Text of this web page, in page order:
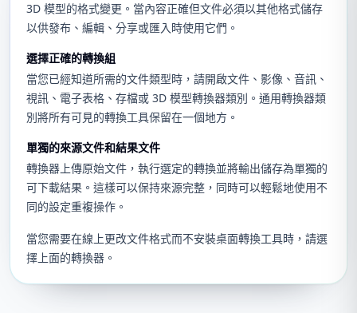
3D 模型的格式變更。當內容正確但文件必須以其他格式儲存
以供發布、編輯、分享或匯入時使用它們。
選擇正確的轉換組
當您已經知道所需的文件類型時，請開啟文件、影像、音訊、
視訊、電子表格、存檔或 3D 模型轉換器類別。通用轉換器類
別將所有可見的轉換工具保留在一個地方。
單獨的來源文件和結果文件
轉換器上傳原始文件，執行選定的轉換並將輸出儲存為單獨的
可下載結果。這樣可以保持來源完整，同時可以輕鬆地使用不
同的設定重複操作。
當您需要在線上更改文件格式而不安裝桌面轉換工具時，請選
擇上面的轉換器。